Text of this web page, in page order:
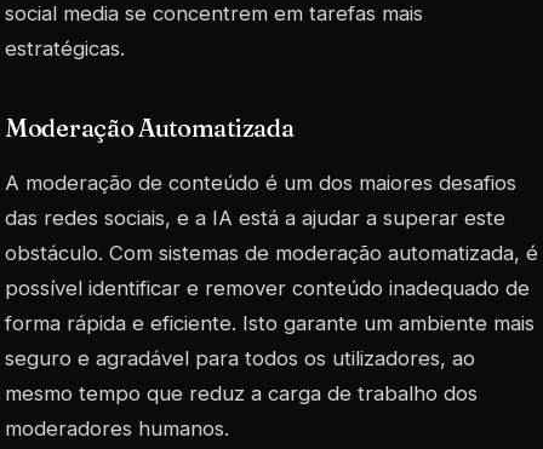
social media se concentrem em tarefas mais
estratégicas.
Moderação Automatizada
A moderação de conteúdo é um dos maiores desafios
das redes sociais, e a IA está a ajudar a superar este
obstáculo. Com sistemas de moderação automatizada, é
possível identificar e remover conteúdo inadequado de
forma rápida e eficiente. Isto garante um ambiente mais
seguro e agradável para todos os utilizadores, ao
mesmo tempo que reduz a carga de trabalho dos
moderadores humanos.